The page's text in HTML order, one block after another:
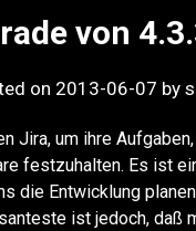
von
on 2013-06-07 by
Jira, um ihre
festzuhalten. Es ist
die Entwicklung
ist jedoch, daß